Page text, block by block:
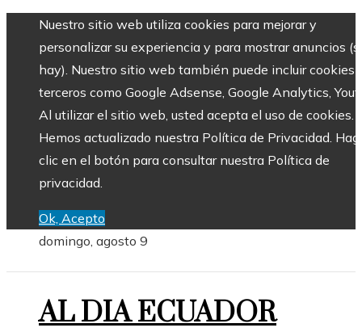
Nuestro sitio web utiliza cookies para mejorar y
personalizar su experiencia y para mostrar anuncios
hay). Nuestro sitio web también puede incluir cookies
terceros como Google Adsense, Google Analytics,
Al utilizar el sitio web, usted acepta el uso de cookies.
Hemos actualizado nuestra Política de Privacidad.
clic en el botón para consultar nuestra Política de
privacidad.
Ok, Acepto
domingo, agosto 9
AL DIA ECUADOR